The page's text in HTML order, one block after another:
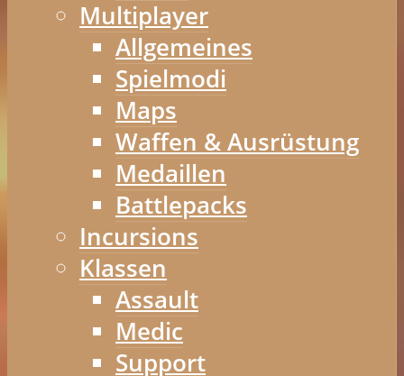
Multiplayer
Allgemeines
Spielmodi
Maps
Waffen & Ausrüstung
Medaillen
Battlepacks
Incursions
Klassen
Assault
Medic
Support